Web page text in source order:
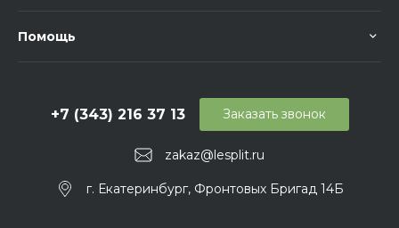
Помощь
zakaz@lesplit.ru
+7 (343) 216 37 13
г. Екатеринбург, Фронтовых Бригад 14Б
Заказать звонок